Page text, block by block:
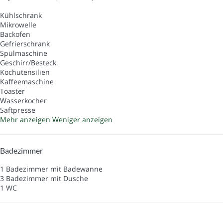
Kühlschrank
Mikrowelle
Backofen
Gefrierschrank
Spülmaschine
Geschirr/Besteck
Kochutensilien
Kaffeemaschine
Toaster
Wasserkocher
Saftpresse
Mehr anzeigen Weniger anzeigen
Badezimmer
1 Badezimmer mit Badewanne
3 Badezimmer mit Dusche
1 WC